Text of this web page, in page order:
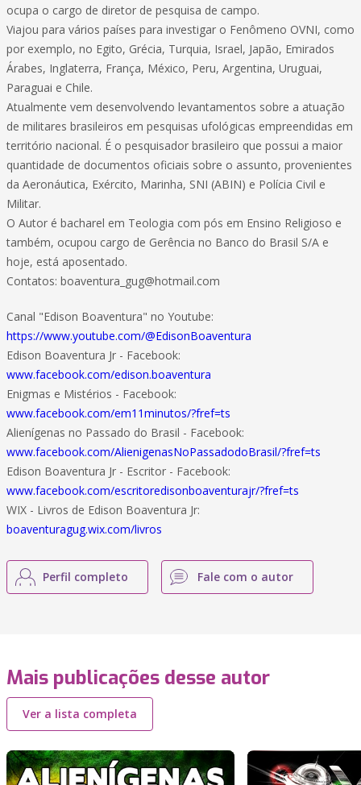
ocupa o cargo de diretor de pesquisa de campo.
Viajou para vários países para investigar o Fenômeno OVNI, como
por exemplo, no Egito, Grécia, Turquia, Israel, Japão, Emirados
Árabes, Inglaterra, França, México, Peru, Argentina, Uruguai,
Paraguai e Chile.
Atualmente vem desenvolvendo levantamentos sobre a atuação
de militares brasileiros em pesquisas ufológicas empreendidas em
território nacional. É o pesquisador brasileiro que possui a maior
quantidade de documentos oficiais sobre o assunto, provenientes
da Aeronáutica, Exército, Marinha, SNI (ABIN) e Polícia Civil e
Militar.
O Autor é bacharel em Teologia com pós em Ensino Religioso e
também, ocupou cargo de Gerência no Banco do Brasil S/A e
hoje, está aposentado.
Contatos: boaventura_gug@hotmail.com
Canal "Edison Boaventura" no Youtube:
https://www.youtube.com/@EdisonBoaventura
Edison Boaventura Jr - Facebook:
www.facebook.com/edison.boaventura
Enigmas e Mistérios - Facebook:
www.facebook.com/em11minutos/?fref=ts
Alienígenas no Passado do Brasil - Facebook:
www.facebook.com/AlienigenasNoPassadodoBrasil/?fref=ts
Edison Boaventura Jr - Escritor - Facebook:
www.facebook.com/escritoredisonboaventurajr/?fref=ts
WIX - Livros de Edison Boaventura Jr:
boaventuragug.wix.com/livros
Perfil completo Fale com o autor
Mais publicações desse autor
Ver a lista completa